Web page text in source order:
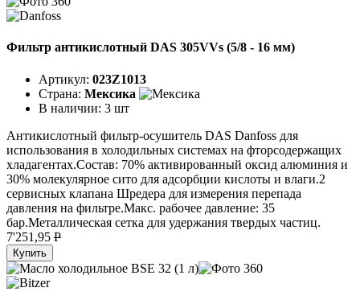
Фильтр антикислотный DAS 305VVs (5/8 - 16 мм)
Артикул: 023Z1013
Страна: Мексика
В наличии: 3 шт
Антикислотный фильтр-осушитель DAS Danfoss для
использования в холодильных системах на фторсодержащих
хладагентах.Состав: 70% активированный оксид алюминия и
30% молекулярное сито для адсорбции кислоты и влаги.2
сервисных клапана Шредера для измерения перепада
давления на фильтре.Макс. рабочее давление: 35
бар.Металлическая сетка для удержания твердых частиц.
7'251,95 P
Купить